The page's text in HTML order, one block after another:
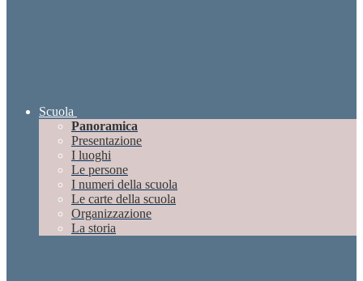
Scuola
Panoramica
Presentazione
I luoghi
Le persone
I numeri della scuola
Le carte della scuola
Organizzazione
La storia